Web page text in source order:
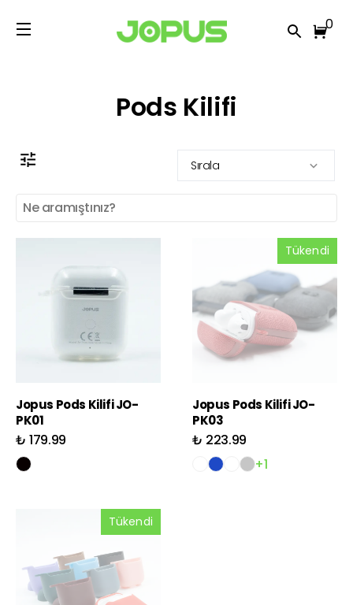
0
Pods Kilifi
Sırala
Jopus Pods Kilifi JO-
PK01
₺ 179.99
Tükendi
Jopus Pods Kilifi JO-
PK03
₺ 223.99
+1
Tükendi